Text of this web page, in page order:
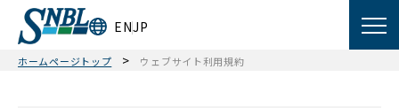
ENJP
ホームページトップ > ウェブサイト利用規約